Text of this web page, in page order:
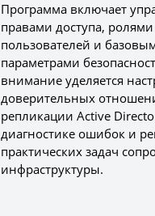
Программа включает
правами доступа, ролями
пользователей и
параметрами
внимание уделяется
доверительных
репликации Active
диагностике ошибок и
практических задач
инфраструктуры.